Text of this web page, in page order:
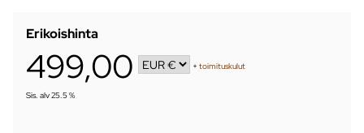
Erikoishinta
499,00 +toimituskulut
Sis. alv 25.5 %